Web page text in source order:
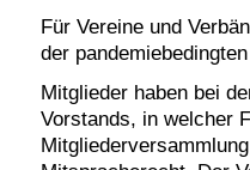
Für Vereine und
der
Mitglieder haben bei
Vorstands, in welcher